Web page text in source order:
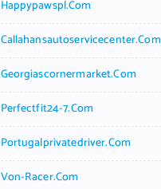
Happypawspl.com
Callahansautoservicecenter.com
Georgiascornermarket.com
Perfectfit24-7.com
Portugalprivatedriver.com
Von-Racer.com